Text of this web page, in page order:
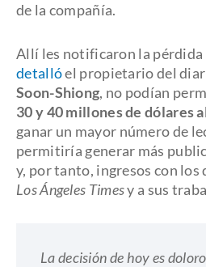
de la compañía.
Allí les notificaron la pérdida
detallóel propietario del
Soon-Shiong, no podían
30 y 40 millones de dólares
ganar un mayor número de
permitiría generar más
y, por tanto, ingresos con
Los Ángeles Timesy a sus
La decisión de hoy es